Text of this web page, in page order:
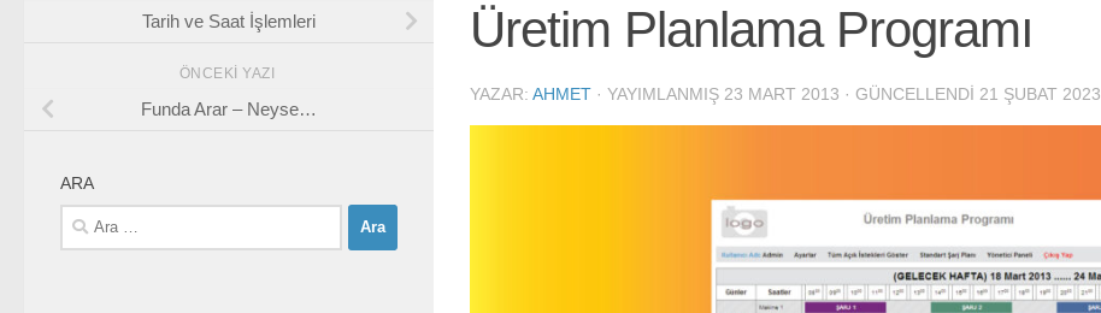
Üretim Planlama Programı
YAZAR: AHMET · YAYIMLANMIŞ 23 MART 2013 · GÜNCELLENDI 21 ŞUBAT 2023
Tarih ve Saat İşlemleri
ÖNCEKI YAZI
Funda Arar – Neyse…
ARA
Arama: